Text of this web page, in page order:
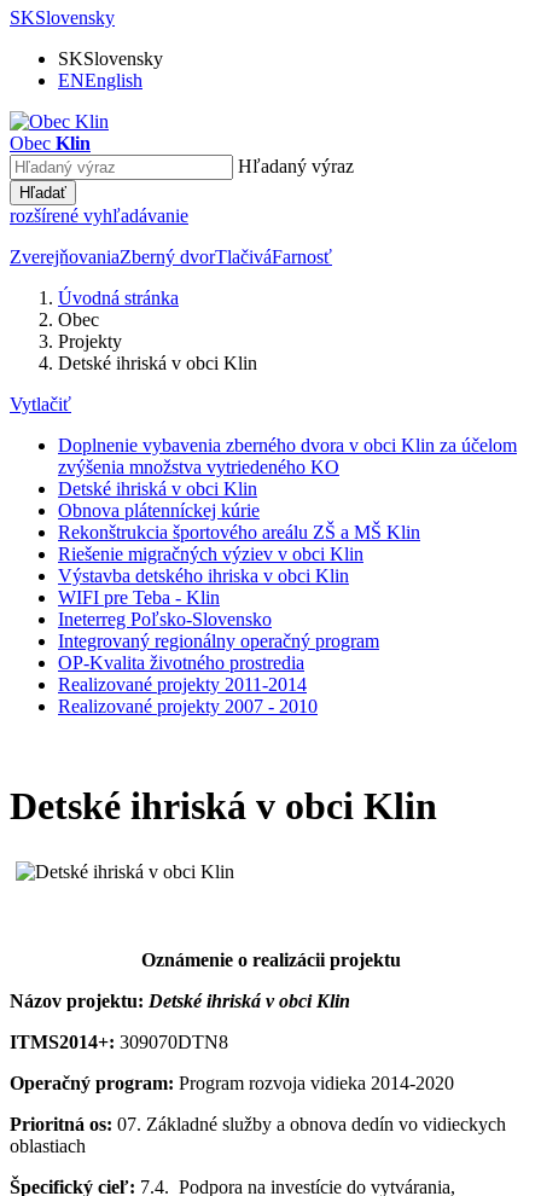
SKSlovensky
SKSlovensky
ENEnglish
Obec Klin
Hľadaný výraz
Hľadať
rozšírené vyhľadávanie
ZverejňovaniaZberný dvorTlačiváFarnosť
Úvodná stránka
Obec
Projekty
Detské ihriská v obci Klin
Vytlačiť
Doplnenie vybavenia zberného dvora v obci Klin za účelom
zvýšenia množstva vytriedeného KO
Detské ihriská v obci Klin
Obnova plátenníckej kúrie
Rekonštrukcia športového areálu ZŠ a MŠ Klin
Riešenie migračných výziev v obci Klin
Výstavba detského ihriska v obci Klin
WIFI pre Teba - Klin
Ineterreg Poľsko-Slovensko
Integrovaný regionálny operačný program
OP-Kvalita životného prostredia
Realizované projekty 2011-2014
Realizované projekty 2007 - 2010
Detské ihriská v obci Klin
Oznámenie o realizácii projektu
Názov projektu: Detské ihriská v obci Klin
ITMS2014+: 309070DTN8
Operačný program: Program rozvoja vidieka 2014-2020
Prioritná os: 07. Základné služby a obnova dedín vo vidieckych
oblastiach
Špecifický cieľ: 7.4. Podpora na investície do vytvárania,